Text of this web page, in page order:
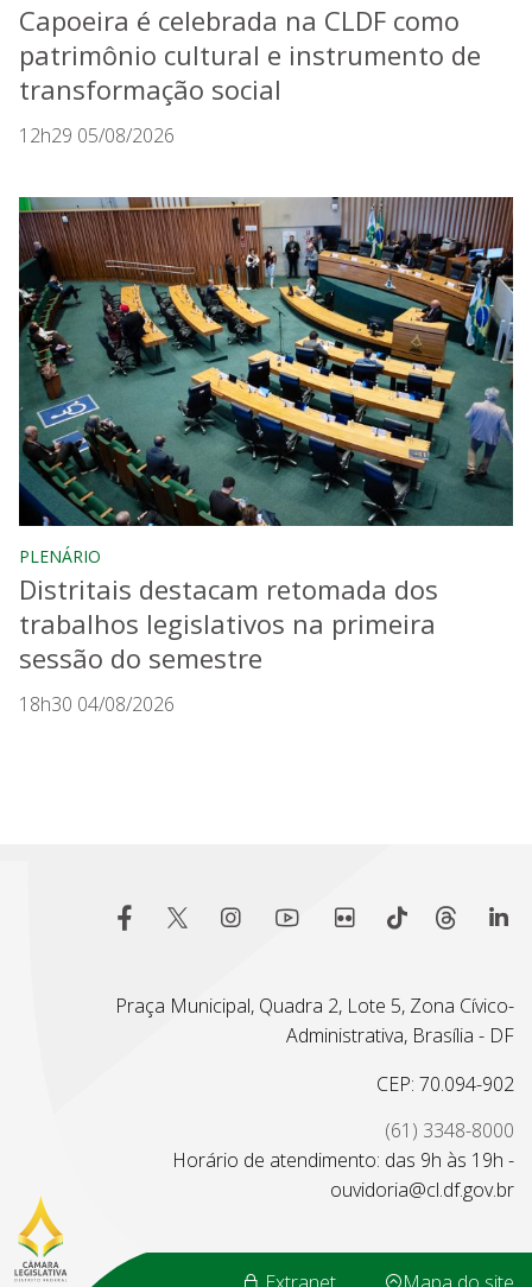
Capoeira é celebrada na CLDF como
patrimônio cultural e instrumento de
transformação social
12h29 05/08/2026
PLENÁRIO
Distritais destacam retomada dos
trabalhos legislativos na primeira
sessão do semestre
18h30 04/08/2026
Praça Municipal, Quadra 2, Lote 5, Zona Cívico-
Administrativa, Brasília - DF
CEP: 70.094-902
(61) 3348-8000
Horário de atendimento: das 9h às 19h -
ouvidoria@cl.df.gov.br